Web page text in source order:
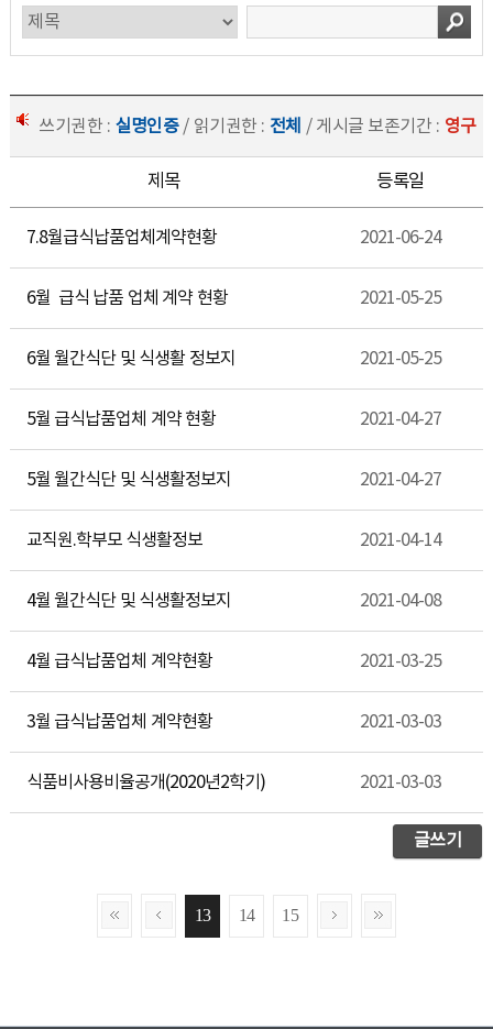
쓰기권한 : 실명인증/ 읽기권한 : 전체 / 게시글 보존기간 : 영구
제목 등록일
7.8월급식납품업체계약현황 2021-06-24
6월 급식 납품 업체 계약 현황 2021-05-25
6월 월간식단 및 식생활 정보지 2021-05-25
5월 급식납품업체 계약 현황 2021-04-27
5월 월간식단 및 식생활정보지 2021-04-27
교직원.학부모 식생활정보 2021-04-14
4월 월간식단 및 식생활정보지 2021-04-08
4월 급식납품업체 계약현황 2021-03-25
3월 급식납품업체 계약현황 2021-03-03
식품비사용비율공개(2020년2학기) 2021-03-03
글쓰기
13 14 15